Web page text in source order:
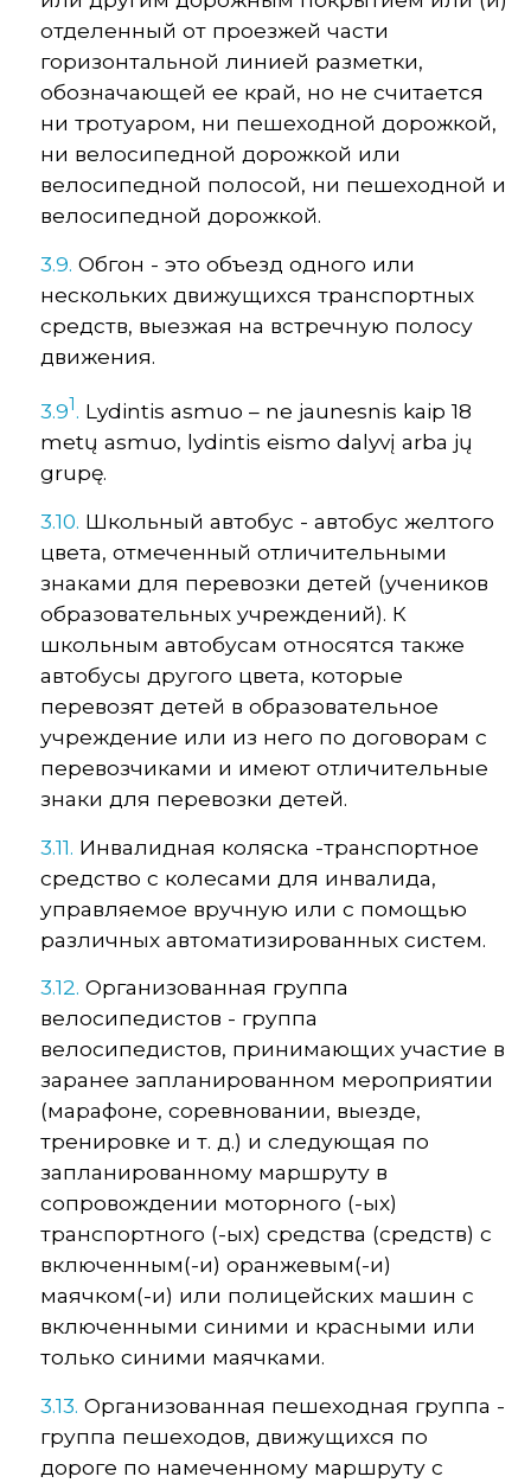
отделенный от проезжей части
горизонтальной линией разметки,
обозначающей ее край, но не считается
ни тротуаром, ни пешеходной дорожкой,
ни велосипедной дорожкой или
велосипедной полосой, ни пешеходной и
велосипедной дорожкой.
3.9. Обгон - это объезд одного или
нескольких движущихся транспортных
средств, выезжая на встречную полосу
движения.
3.91 . Lydintis asmuo – ne jaunesnis kaip 18
metų asmuo, lydintis eismo dalyvį arba jų
grupę.
3.10. Школьный автобус - автобус желтого
цвета, отмеченный отличительными
знаками для перевозки детей (учеников
образовательных учреждений). К
школьным автобусам относятся также
автобусы другого цвета, которые
перевозят детей в образовательное
учреждение или из него по договорам с
перевозчиками и имеют отличительные
знаки для перевозки детей.
3.11. Инвалидная коляска -транспортное
средство с колесами для инвалида,
управляемое вручную или с помощью
различных автоматизированных систем.
3.12. Организованная группа
велосипедистов - группа
велосипедистов, принимающих участие в
заранее запланированном мероприятии
(марафоне, соревновании, выезде,
тренировке и т. д.) и следующая по
запланированному маршруту в
сопровождении моторного (-ых)
транспортного (-ых) средства (средств) с
включенным(-и) оранжевым(-и)
маячком(-и) или полицейских машин с
включенными синими и красными или
только синими маячками.
3.13. Организованная пешеходная группа -
группа пешеходов, движущихся по
дороге по намеченному маршруту с